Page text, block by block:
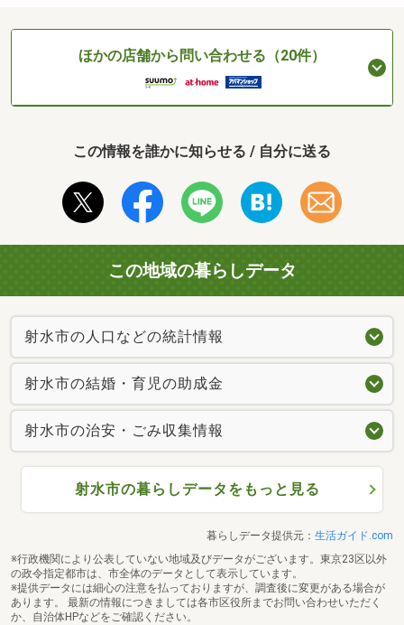
ほかの店舗から問い合わせる（20件）
この情報を誰かに知らせる / 自分に送る
この地域の暮らしデータ
射水市の人口などの統計情報
射水市の結婚・育児の助成金
射水市の治安・ごみ収集情報
射水市の暮らしデータをもっと見る
暮らしデータ提供元： 生活ガイド.com
※行政機関により公表していない地域及びデータがございます。東京23区以外
の政令指定都市は、市全体のデータとして表示しています。
※提供データには細心の注意を払っておりますが、調査後に変更がある場合が
あります。 最新の情報につきましては各市区役所までお問い合わせいただく
か、自治体HPなどをご確認ください。